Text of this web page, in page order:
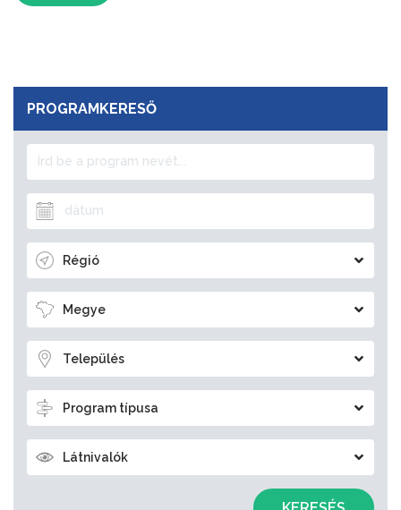
PROGRAMKERESŐ
Régió
Megye
Település
Program típusa
Látnivalók